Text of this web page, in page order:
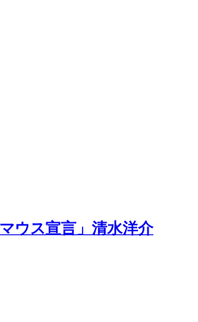
ウス宣言」清水洋介